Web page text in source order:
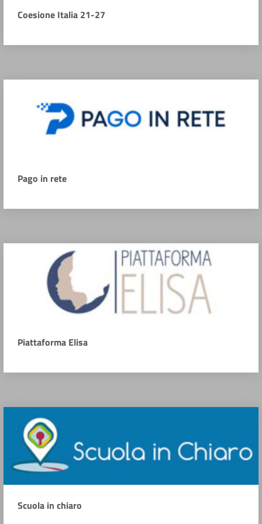
Coesione Italia 21-27
Pago in rete
Piattaforma Elisa
Scuola in chiaro